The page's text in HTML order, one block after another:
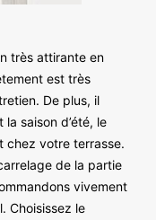
très attirante en
est très
De plus, il
saison d’été, le
chez votre terrasse.
de la partie
vivement
Choisissez le